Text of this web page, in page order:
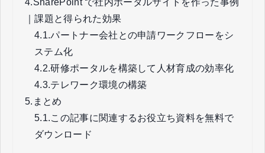
4.SharePoint で社内ポータルサイトを作った事例
｜課題と得られた効果
4.1.パートナー会社との申請ワークフローをシ
ステム化
4.2.研修ポータルを構築して人材育成の効率化
4.3.テレワーク環境の構築
5. まとめ
5.1.この記事に関連するお役立ち資料を無料で
ダウンロード